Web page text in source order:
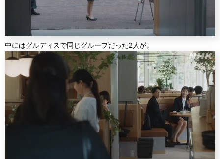
中にはグルディスで同じグループだった2人が。